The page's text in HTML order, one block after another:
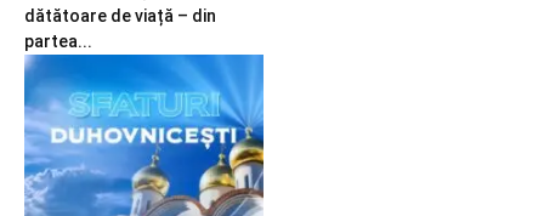
dătătoare de viață – din
partea...